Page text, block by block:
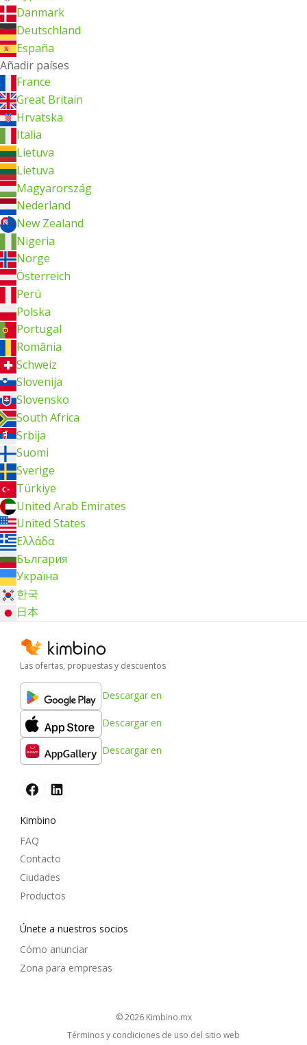
Danmark
Deutschland
España
Añadir países
France
Great Britain
Hrvatska
Italia
Lietuva
Lietuva
Magyarország
Nederland
New Zealand
Nigeria
Norge
Österreich
Perú
Polska
Portugal
România
Schweiz
Slovenija
Slovensko
South Africa
Srbija
Suomi
Sverige
Türkiye
United Arab Emirates
United States
Ελλάδα
България
Україна
한국
日本
Las ofertas, propuestas y descuentos
Descargar en
Descargar en
Descargar en
Kimbino
FAQ
Contacto
Ciudades
Productos
Únete a nuestros socios
Cómo anunciar
Zona para empresas
© 2026 kimbino.mx
Términos y condiciones de uso del sitio web